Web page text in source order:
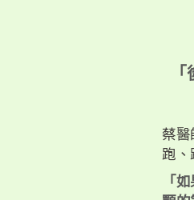
蔡
跑
「